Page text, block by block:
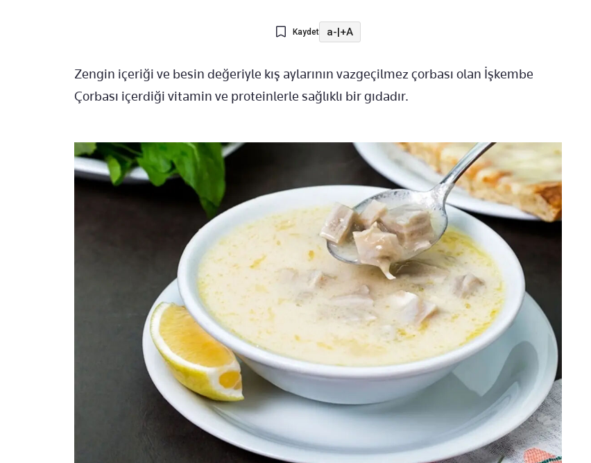
Kaydet a-|+A
Zengin içeriği ve besin değeriyle kış aylarının vazgeçilmez çorbası olan İşkembe
Çorbası içerdiği vitamin ve proteinlerle sağlıklı bir gıdadır.